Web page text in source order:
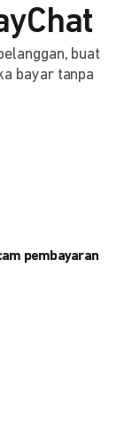
buat
bayar tanpa
pembayaran